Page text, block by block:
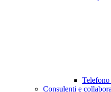
Telefono
Consulenti e